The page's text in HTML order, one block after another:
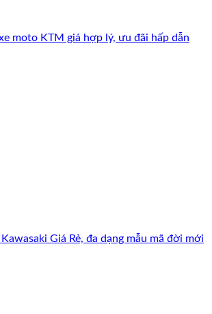
moto KTM giá hợp lý, ưu đãi hấp dẫn
Giá Rẻ, đa dạng mẫu mã đời mới